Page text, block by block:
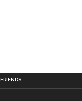
FRIENDS